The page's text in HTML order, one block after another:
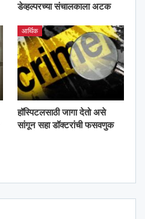
डेव्हल्परच्या संचालकाला अटक
आर्थिक
हॉस्पिटलसाठी जागा देतो असे
सांगून सहा डॉक्टरांची फसवणुक